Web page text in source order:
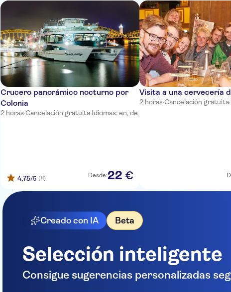
Crucero panorámico nocturno por
Colonia
2 horas·Cancelación gratuita·Idiomas: en, de
4,75/5 (8) Desde:22 €
Visita a una cervecería
2 horas·Cancelación gratuita·
Creado con IA Beta
Selección inteligente
Consigue sugerencias personalizadas